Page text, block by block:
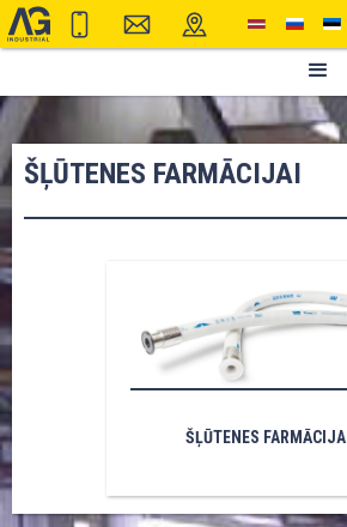
ŠĻŪTENES FARMĀCIJAI
ŠĻŪTENES FARMĀCIJAI